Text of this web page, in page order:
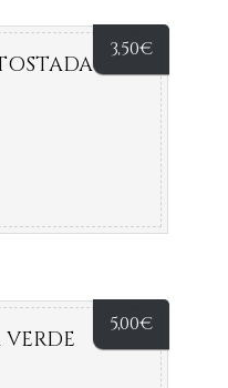
3,50€
5,00€